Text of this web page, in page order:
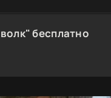
бесплатно